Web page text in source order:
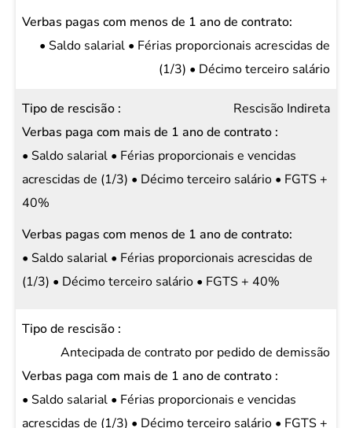
• Saldo salarial • Férias proporcionais acrescidas de
(1/3) • Décimo terceiro salário
Rescisão Indireta
• Saldo salarial • Férias proporcionais e vencidas
acrescidas de (1/3) • Décimo terceiro salário • FGTS +
40%
• Saldo salarial • Férias proporcionais acrescidas de
(1/3) • Décimo terceiro salário • FGTS + 40%
Antecipada de contrato por pedido de demissão
• Saldo salarial • Férias proporcionais e vencidas
acrescidas de (1/3) • Décimo terceiro salário • FGTS +